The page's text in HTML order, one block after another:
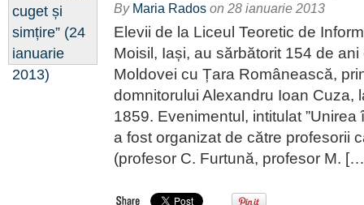
By Maria Rados on 28 ianuarie 2013
Elevii de la Liceul Teoretic de
Moisil, Iași, au sărbătorit 154 de
Moldovei cu Țara Românească,
domnitorului Alexandru Ioan Cuza,
1859. Evenimentul, intitulat ”Unirea
a fost organizat de către profesorii
(profesor C. Furtună, profesor M.